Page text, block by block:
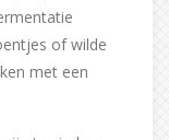
of wilde
met een